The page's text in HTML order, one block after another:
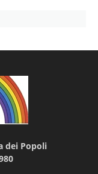
dei Popoli